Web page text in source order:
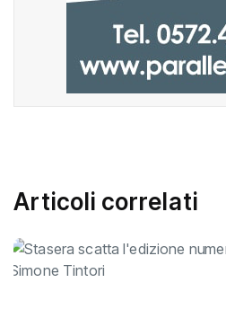
Articoli correlati